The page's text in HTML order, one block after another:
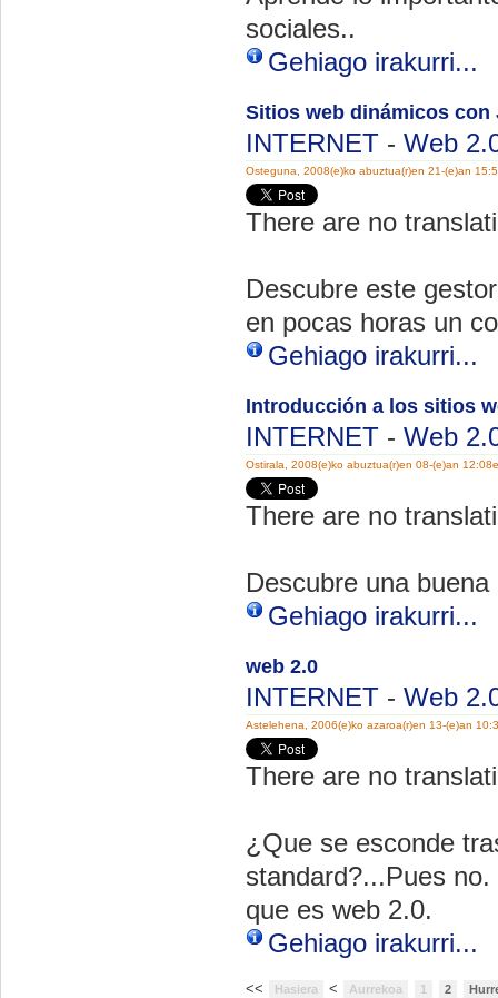
sociales..
Gehiago irakurri...
Sitios web dinámicos con
INTERNET - Web
Osteguna, 2008(e)ko abuztua(r)en 21-(e)an
There are no
Descubre este
en pocas horas un
Gehiago irakurri...
Introducción a los sitios
INTERNET - Web
Ostirala, 2008(e)ko abuztua(r)en 08-(e)an
There are no
Descubre una
Gehiago irakurri...
web 2.0
INTERNET - Web
Astelehena, 2006(e)ko azaroa(r)en 13-(e)an
There are no
¿Que se esconde
standard?...Pues
que es web 2.0.
Gehiago irakurri...
<< Hasiera < Aurrekoa 1 2